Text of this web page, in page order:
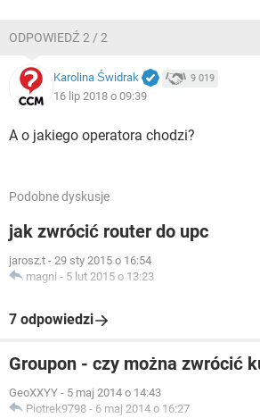
ODPOWIEDŹ 2 / 2
Karolina Świdrak 9 019
16 lip 2018 o 09:39
A o jakiego operatora chodzi?
Podobne dyskusje
jak zwrócić router do upc
jarosz.t - 29 sty 2015 o 16:54
magni - 5 lut 2015 o 13:23
7 odpowiedzi
Groupon - czy można zwrócić
GeoXXYY - 5 maj 2014 o 14:43
Piotrek9798 - 6 maj 2014 o 16:27